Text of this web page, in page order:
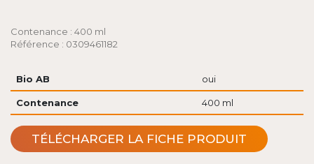
Contenance : 400 ml
Référence : 0309461182
Bio AB oui
Contenance 400 ml
TÉLÉCHARGER LA FICHE PRODUIT